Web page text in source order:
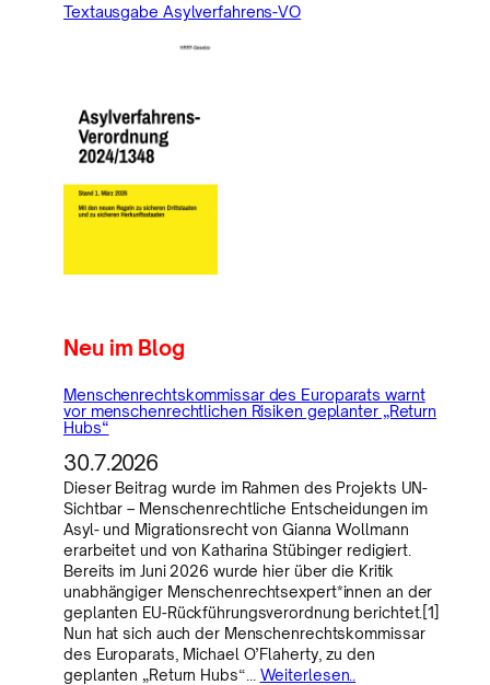
Textausgabe Asylverfahrens-VO
Neu im Blog
Menschenrechtskommissar des Europarats warnt
vor menschenrechtlichen Risiken geplanter „Return
Hubs“
30.7.2026
Dieser Beitrag wurde im Rahmen des Projekts UN-
Sichtbar – Menschenrechtliche Entscheidungen im
Asyl- und Migrationsrecht von Gianna Wollmann
erarbeitet und von Katharina Stübinger redigiert.
Bereits im Juni 2026 wurde hier über die Kritik
unabhängiger Menschenrechtsexpert*innen an der
geplanten EU-Rückführungsverordnung berichtet.[1]
Nun hat sich auch der Menschenrechtskommissar
des Europarats, Michael O’Flaherty, zu den
geplanten „Return Hubs“… Weiterlesen..